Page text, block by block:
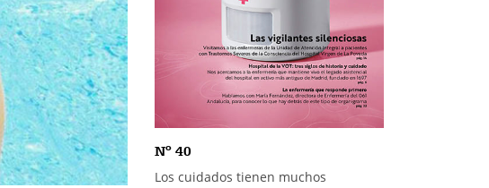
Nº 40
Los cuidados tienen muchos